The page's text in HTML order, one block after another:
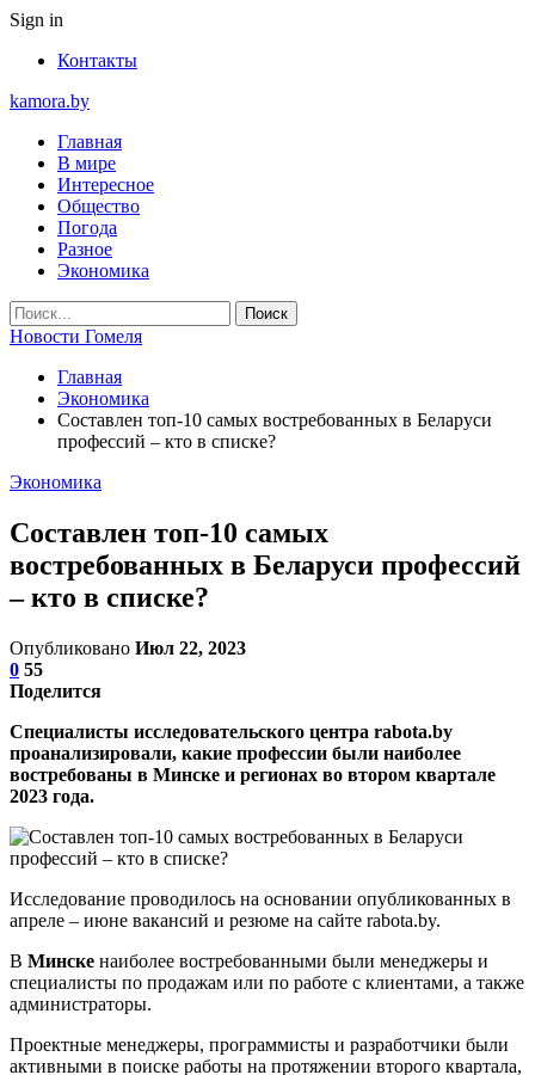
Sign in
Контакты
kamora.by
Главная
В мире
Интересное
Общество
Погода
Разное
Экономика
Новости Гомеля
Главная
Экономика
Составлен топ-10 самых востребованных в Беларуси
профессий – кто в списке?
Экономика
Составлен топ-10 самых
востребованных в Беларуси профессий
– кто в списке?
Опубликовано Июл 22, 2023
0 55
Поделится
Специалисты исследовательского центра rabotа.bу
проанализировали, какие профессии были наиболее
востребованы в Минске и регионах во втором квартале
2023 года.
Исследование проводилось на основании опубликованных в
апреле – июне вакансий и резюме на сайте rabota.by.
В Минске наиболее востребованными были менеджеры и
специалисты по продажам или по работе с клиентами, а также
администраторы.
Проектные менеджеры, программисты и разработчики были
активными в поиске работы на протяжении второго квартала,